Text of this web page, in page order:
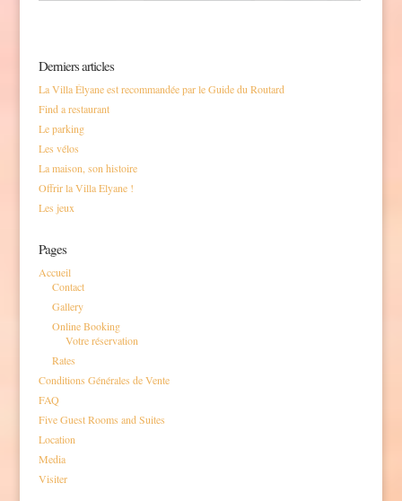
Derniers articles
La Villa Élyane est recommandée par le Guide du Routard
Find a restaurant
Le parking
Les vélos
La maison, son histoire
Offrir la Villa Elyane !
Les jeux
Pages
Accueil
Contact
Gallery
Online Booking
Votre réservation
Rates
Conditions Générales de Vente
FAQ
Five Guest Rooms and Suites
Location
Media
Visiter